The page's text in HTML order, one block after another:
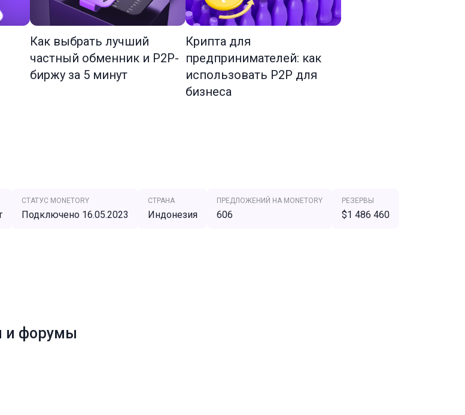
Как выбрать лучший
частный обменник и P2P-
биржу за 5 минут
Крипта для
предпринимателей: как
использовать P2P для
бизнеса
СТАТУС MONETORY
Подключено 16.05.2023
СТРАНА
Индонезия
ПРЕДЛОЖЕНИЙ НА MONETORY
606
РЕЗЕРВЫ
$1 486 460
и форумы